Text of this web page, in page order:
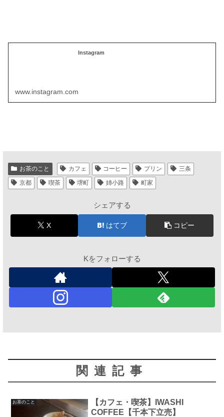
Instagram
www.instagram.com
お茶のこと カフェ コーヒー プリン
三条
京都
喫茶 堺町 姉小路 町家
シェアする
X はてブ コピー
Kをフォローする
関連記事
お茶のこと
【カフェ・喫茶】IWASHI
COFFEE【千本下立売】